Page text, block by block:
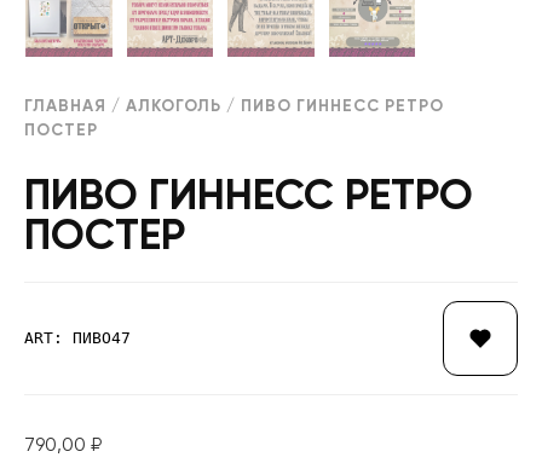
ГЛАВНАЯ / АЛКОГОЛЬ / ПИВО ГИННЕСС РЕТРО
ПОСТЕР
ПИВО ГИННЕСС РЕТРО
ПОСТЕР
ART: ПИВО47
790,00 ₽